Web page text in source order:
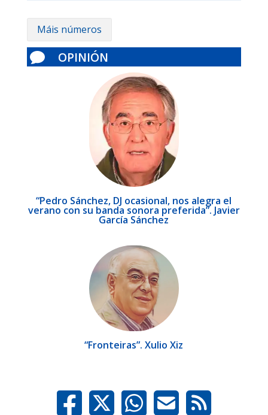
Máis números
 OPINIÓN
“Pedro Sánchez, DJ ocasional, nos alegra el
verano con su banda sonora preferida”. Javier
García Sánchez
“Fronteiras”. Xulio Xiz